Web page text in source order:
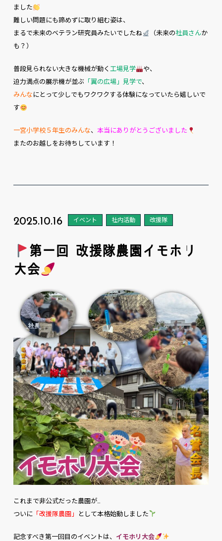
ました
難しい問題にも諦めずに取り組む姿は、
まるで未来のベテラン研究員みたいでしたね
（未来の社員さんか
も？）
普段見られない大きな機械が動く工場見学
や、
迫力満点の展示機が並ぶ 「翼の広場」見学で、
みんなにとって少しでもワクワクする体験になっていたら嬉しいで
す
一宮小学校５年生のみんな、 本当にありがとうございました
またのお越しをお待ちしています！
2025.10.16 イベント 社内活動 改援隊
第一回 改援隊農園イモホリ
大会
これまで非公式だった農園が…
ついに「改援隊農園」 として本格始動しました
記念すべき第一回目のイベントは、 イモホリ大会